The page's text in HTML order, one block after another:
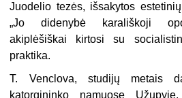
Juodelio tezės, išsakytos
„Jo didenybė karališkoji
akiplėšiškai kirtosi su
praktika.
T. Venclova, studijų metais
katorgininko namuose